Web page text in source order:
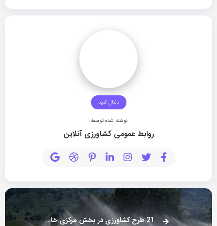
دنبال کنید
نوشته شده توسط:
روابط عمومی کشاورزی آنلاین
21 طرح کشاورزی در بخش مرکزی خاش افتتاح شد